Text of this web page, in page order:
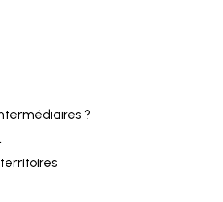
?